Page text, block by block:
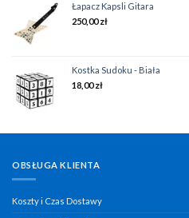
Łapacz Kapsli Gitara
250,00zł
Kostka Sudoku - Biała
18,00zł
OBSŁUGA KLIENTA
Koszty i Czas Dostawy